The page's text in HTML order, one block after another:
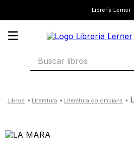
Librería Lerner
Buscar libros
literatura literatura colombiana